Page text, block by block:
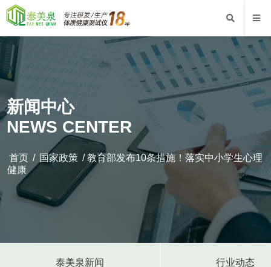
新闻中心
NEWS CENTER
首页 / 国家政策 / 教育部发布10条措施！落实中小学生心理
健康
泰美泉新闻 行业动态